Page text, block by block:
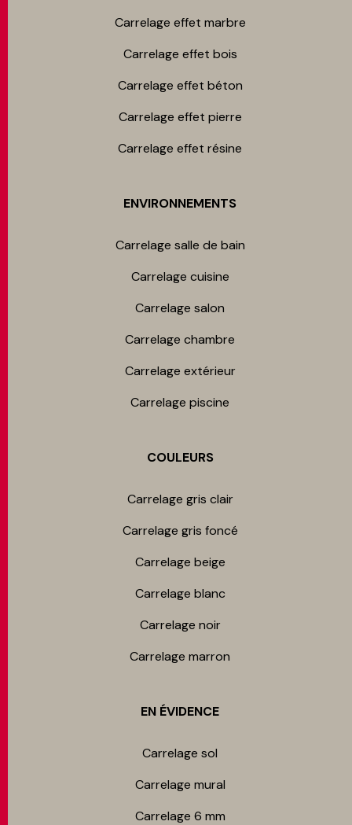
Carrelage effet marbre
Carrelage effet bois
Carrelage effet béton
Carrelage effet pierre
Carrelage effet résine
ENVIRONNEMENTS
Carrelage salle de bain
Carrelage cuisine
Carrelage salon
Carrelage chambre​
Carrelage extérieur
Carrelage piscine
COULEURS
Carrelage gris clair
Carrelage gris foncé
Carrelage beige
Carrelage blanc
Carrelage noir
Carrelage marron
EN ÉVIDENCE
Carrelage sol
Carrelage mur​al
Carrelage 6 mm